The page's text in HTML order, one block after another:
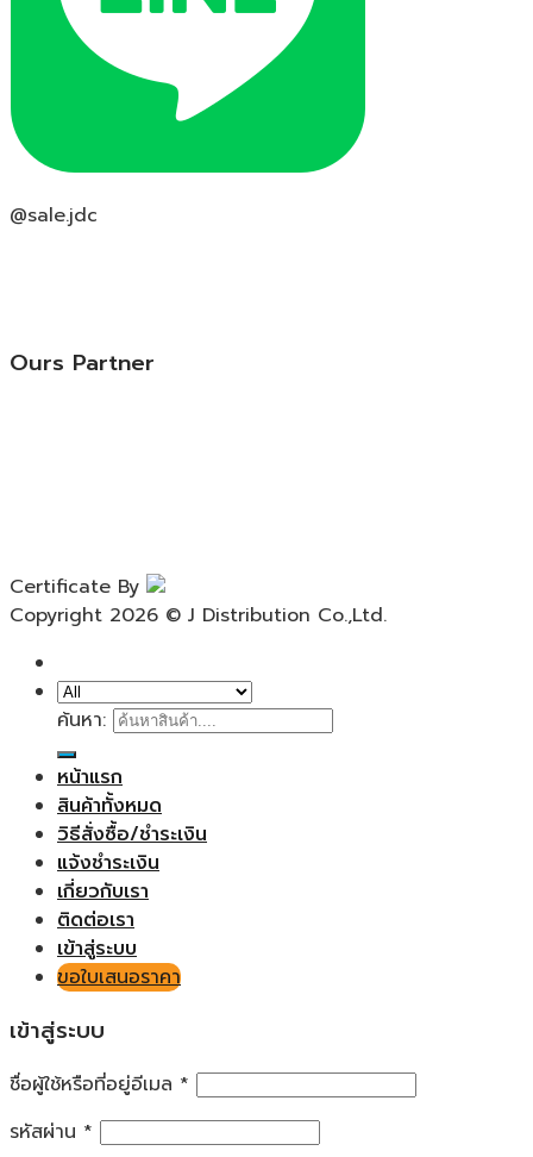
@sale.jdc
Ours Partner
Certificate By
Copyright 2026 © J Distribution Co.,Ltd.
ค้นหา:
หน้าแรก
สินค้าทั้งหมด
วิธีสั่งซื้อ/ชำระเงิน
แจ้งชำระเงิน
เกี่ยวกับเรา
ติดต่อเรา
เข้าสู่ระบบ
ขอใบเสนอราคา
เข้าสู่ระบบ
ชื่อผู้ใช้หรือที่อยู่อีเมล *
รหัสผ่าน *